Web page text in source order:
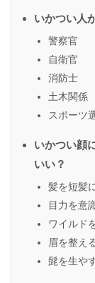
いかつい人
警察官
自衛官
消防士
土木関係
スポーツ
いかつい顔
いい？
髪を短髪
目力を意
ワイルド
眉を整え
髭を生や